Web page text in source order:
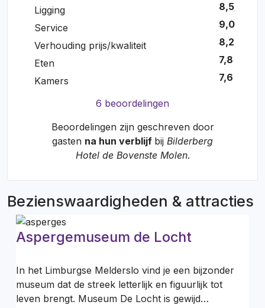
Ligging
8,5
Service
9,0
Verhouding prijs/kwaliteit
8,2
Eten
7,8
Kamers
7,6
6 beoordelingen
Beoordelingen zijn geschreven door
gasten na hun verblijf bij Bilderberg
Hotel de Bovenste Molen.
Bezienswaardigheden & attracties
Aspergemuseum de Locht
In het Limburgse Melderslo vind je een bijzonder
museum dat de streek letterlijk en figuurlijk tot
leven brengt. Museum De Locht is gewijd…